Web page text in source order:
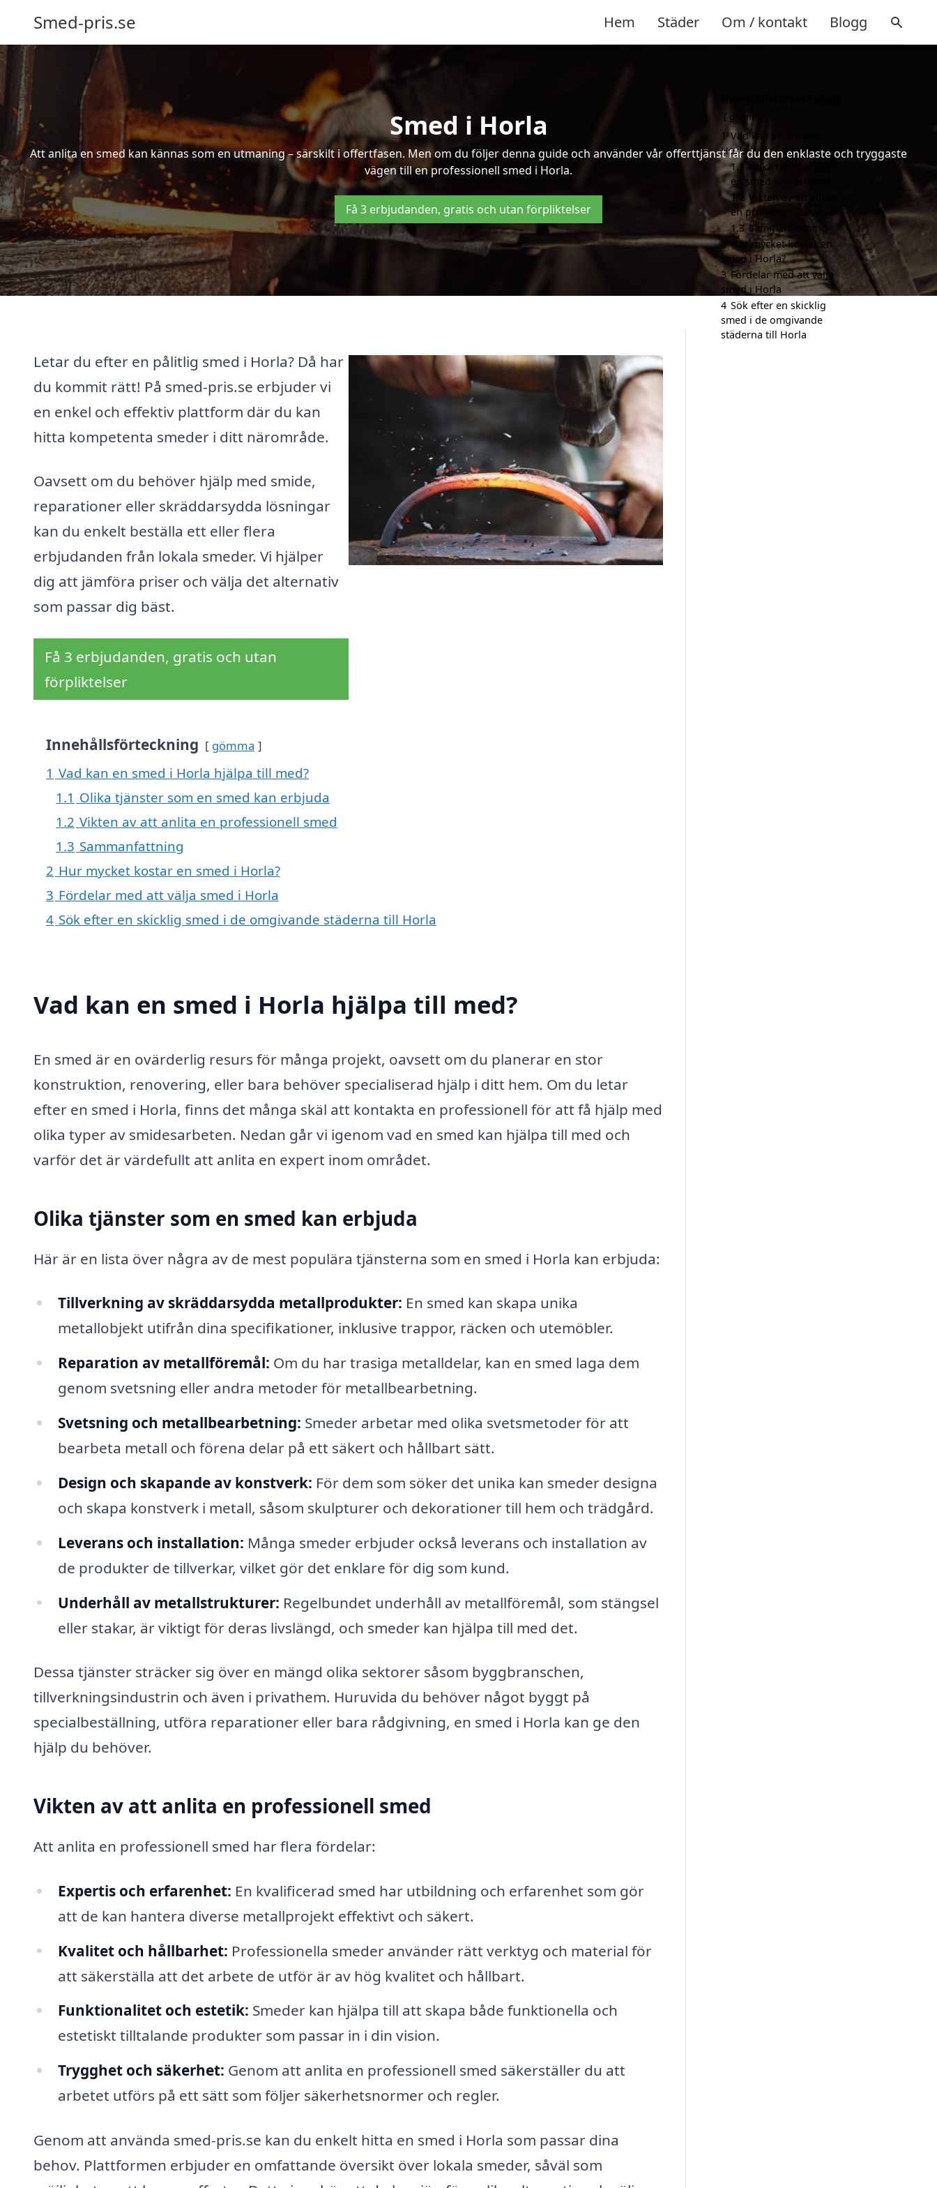
Smed-pris.se Hem Städer Om / kontakt Blogg
Smed i Horla
Att anlita en smed kan kännas som en utmaning – särskilt i offertfasen. Men om du följer denna guide och använder vår offerttjänst får du den enklaste och tryggaste
vägen till en professionell smed i Horla.
Få 3 erbjudanden, gratis och utan förpliktelser
Letar du efter en pålitlig smed i Horla? Då har
du kommit rätt! På smed-pris.se erbjuder vi
en enkel och effektiv plattform där du kan
hitta kompetenta smeder i ditt närområde.
Oavsett om du behöver hjälp med smide,
reparationer eller skräddarsydda lösningar
kan du enkelt beställa ett eller flera
erbjudanden från lokala smeder. Vi hjälper
dig att jämföra priser och välja det alternativ
som passar dig bäst.
Få 3 erbjudanden, gratis och utan
förpliktelser
Innehållsförteckning gömma
1 Vad kan en smed i Horla hjälpa till med?
1.1 Olika tjänster som en smed kan erbjuda
1.2 Vikten av att anlita en professionell smed
1.3 Sammanfattning
2 Hur mycket kostar en smed i Horla?
3 Fördelar med att välja smed i Horla
4 Sök efter en skicklig smed i de omgivande städerna till Horla
Vad kan en smed i Horla hjälpa till med?
En smed är en ovärderlig resurs för många projekt, oavsett om du planerar en stor
konstruktion, renovering, eller bara behöver specialiserad hjälp i ditt hem. Om du letar
efter en smed i Horla, finns det många skäl att kontakta en professionell för att få hjälp med
olika typer av smidesarbeten. Nedan går vi igenom vad en smed kan hjälpa till med och
varför det är värdefullt att anlita en expert inom området.
Olika tjänster som en smed kan erbjuda
Här är en lista över några av de mest populära tjänsterna som en smed i Horla kan erbjuda:
Tillverkning av skräddarsydda metallprodukter: En smed kan skapa unika
metallobjekt utifrån dina specifikationer, inklusive trappor, räcken och utemöbler.
Reparation av metallföremål: Om du har trasiga metalldelar, kan en smed laga dem
genom svetsning eller andra metoder för metallbearbetning.
Svetsning och metallbearbetning: Smeder arbetar med olika svetsmetoder för att
bearbeta metall och förena delar på ett säkert och hållbart sätt.
Design och skapande av konstverk: För dem som söker det unika kan smeder designa
och skapa konstverk i metall, såsom skulpturer och dekorationer till hem och trädgård.
Leverans och installation: Många smeder erbjuder också leverans och installation av
de produkter de tillverkar, vilket gör det enklare för dig som kund.
Underhåll av metallstrukturer: Regelbundet underhåll av metallföremål, som stängsel
eller stakar, är viktigt för deras livslängd, och smeder kan hjälpa till med det.
Dessa tjänster sträcker sig över en mängd olika sektorer såsom byggbranschen,
tillverkningsindustrin och även i privathem. Huruvida du behöver något byggt på
specialbeställning, utföra reparationer eller bara rådgivning, en smed i Horla kan ge den
hjälp du behöver.
Vikten av att anlita en professionell smed
Att anlita en professionell smed har flera fördelar:
Expertis och erfarenhet: En kvalificerad smed har utbildning och erfarenhet som gör
att de kan hantera diverse metallprojekt effektivt och säkert.
Kvalitet och hållbarhet: Professionella smeder använder rätt verktyg och material för
att säkerställa att det arbete de utför är av hög kvalitet och hållbart.
Funktionalitet och estetik: Smeder kan hjälpa till att skapa både funktionella och
estetiskt tilltalande produkter som passar in i din vision.
Trygghet och säkerhet: Genom att anlita en professionell smed säkerställer du att
arbetet utförs på ett sätt som följer säkerhetsnormer och regler.
Genom att använda smed-pris.se kan du enkelt hitta en smed i Horla som passar dina
behov. Plattformen erbjuder en omfattande översikt över lokala smeder, såväl som
gömma
1 Vad kan en smed i
Horla hjälpa till med?
1.1
Olika tjänster som
en smed kan erbjuda
1.2
Vikten av att anlita
en professionell smed
1.3 Sammanfattning
2 Hur mycket kostar en
smed i Horla?
3 Fördelar med att välja
smed i Horla
4 Sök efter en skicklig
smed i de omgivande
städerna till Horla